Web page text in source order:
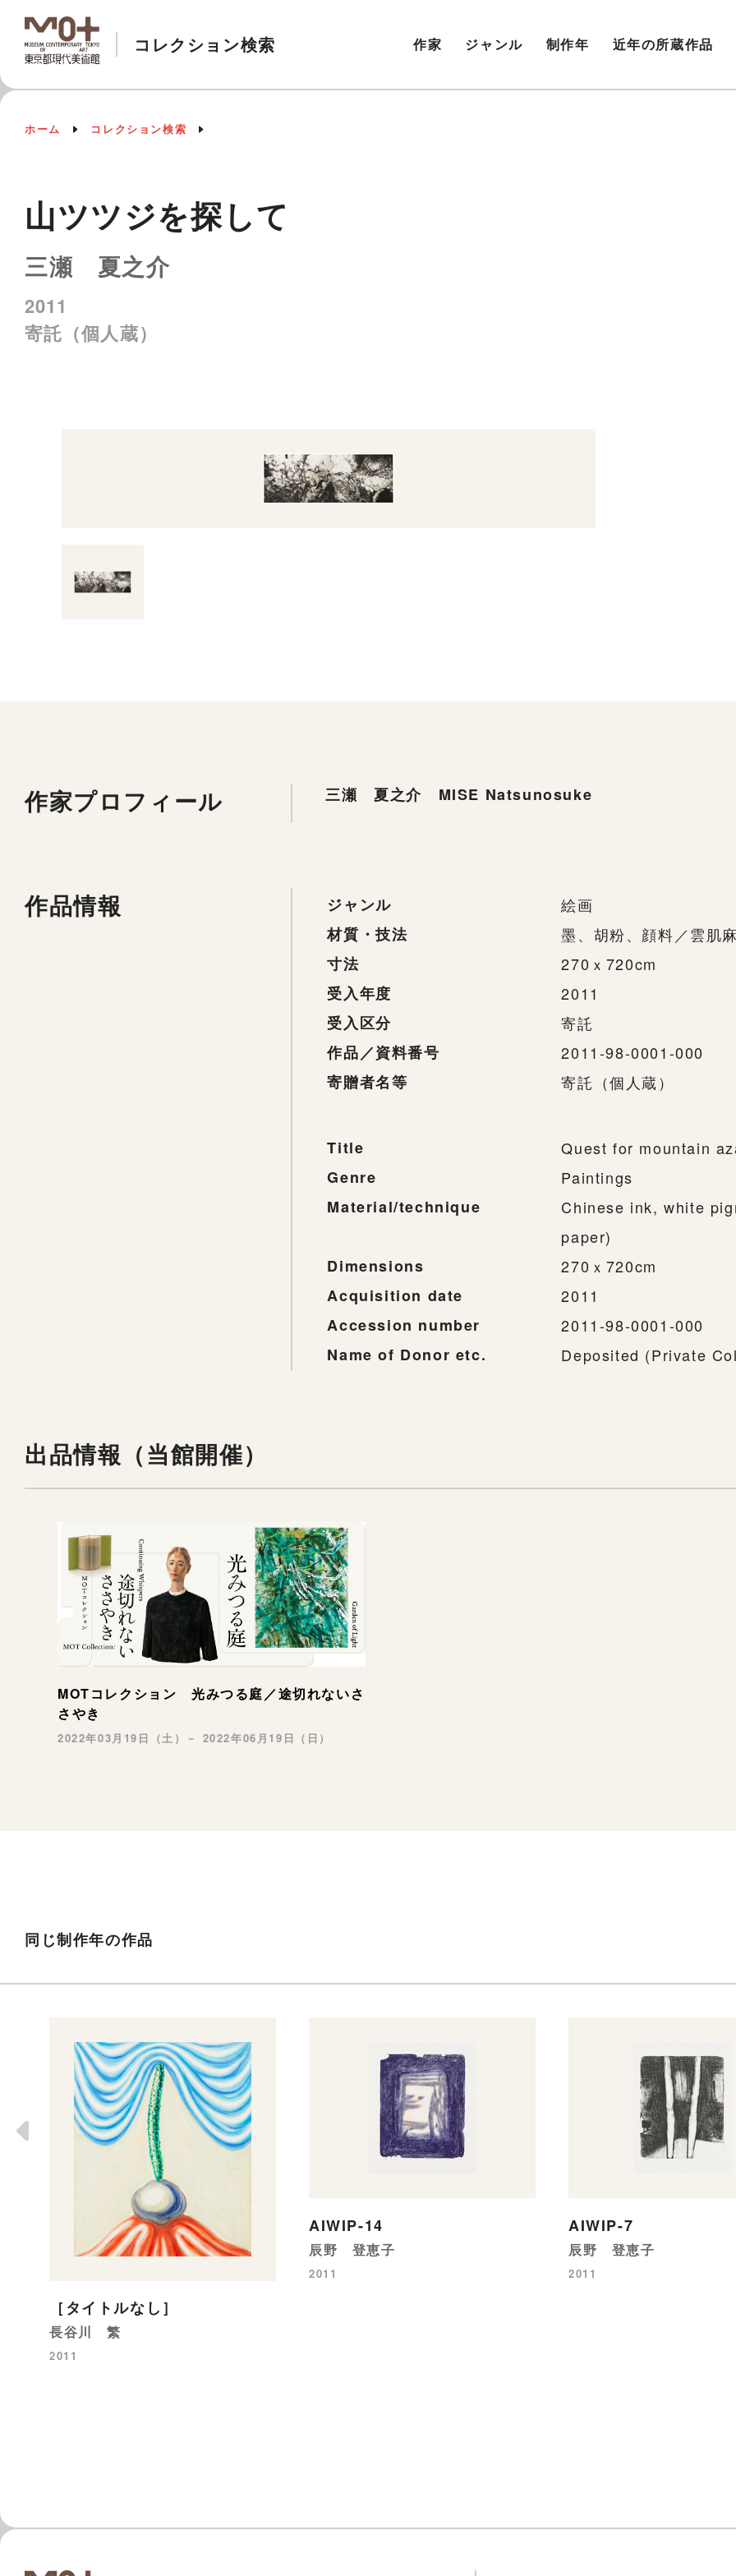
コレクション検索 作家 ジャンル 制作年 近年の所蔵作品
ホーム コレクション検索
山ツツジを探して
三瀬 夏之介
2011
寄託（個人蔵）
作家プロフィール 三瀬 夏之介 MISE Natsunosuke
作品情報 ジャンル
絵画
材質・技法
墨、胡粉、顔料／雲肌
寸法
270ｘ720cm
受入年度
2011
受入区分
寄託
作品／資料番号
2011-98-0001-000
寄贈者名等
寄託（個人蔵）
Title
Quest for mountain
Genre
Paintings
Material/technique
Chinese ink, white
paper)
Dimensions
270ｘ720cm
Acquisition date
2011
Accession number
2011-98-0001-000
Name of Donor etc.
Deposited (Private
出品情報（当館開催）
MOTコレクション 光みつる庭／途切れないさ
さやき
2022年03月19日（土）－ 2022年06月19日（日）
同じ制作年の作品
［タイトルなし］
長谷川 繁
2011
AIWIP-14
辰野 登恵子
2011
AIWIP-7
辰野 登恵子
2011